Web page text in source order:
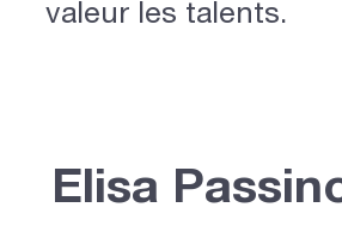
valeur les talents.
Elisa